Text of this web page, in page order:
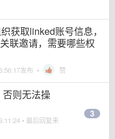
获取linked账号信息，
联邀请，需要哪些权
发布 • 赞
则无法操
• 最后回复来
3